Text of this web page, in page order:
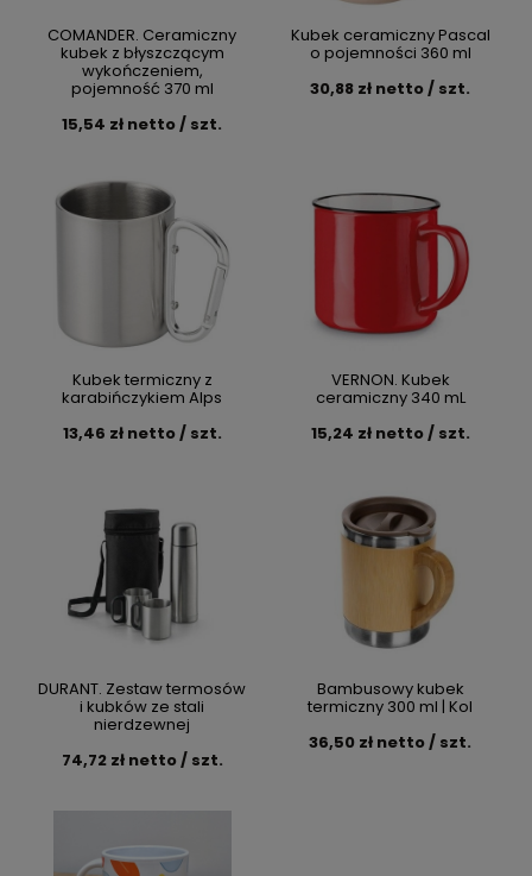
COMANDER. Ceramiczny
kubek z błyszczącym
wykończeniem,
pojemność 370 ml
15,54 zł netto / szt.
Kubek ceramiczny Pascal
o pojemności 360 ml
30,88 zł netto / szt.
Kubek termiczny z
karabińczykiem Alps
13,46 zł netto / szt.
VERNON. Kubek
ceramiczny 340 mL
15,24 zł netto / szt.
DURANT. Zestaw termosów
i kubków ze stali
nierdzewnej
74,72 zł netto / szt.
Bambusowy kubek
termiczny 300 ml | Kol
36,50 zł netto / szt.